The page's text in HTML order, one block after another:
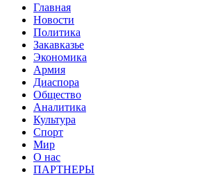
Главная
Новости
Политика
Закавказье
Экономика
Армия
Диаспора
Общество
Аналитика
Культура
Спорт
Мир
О нас
ПАРТНЕРЫ